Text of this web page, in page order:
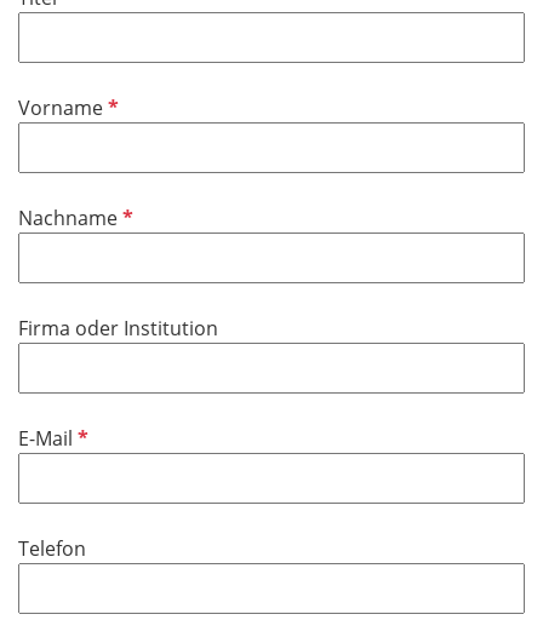
c
f
e
VornameP
c
t
e
d
NachnameP
c
t
e
d
Firma oder Institution
E-Mail P
c
t
Telefon